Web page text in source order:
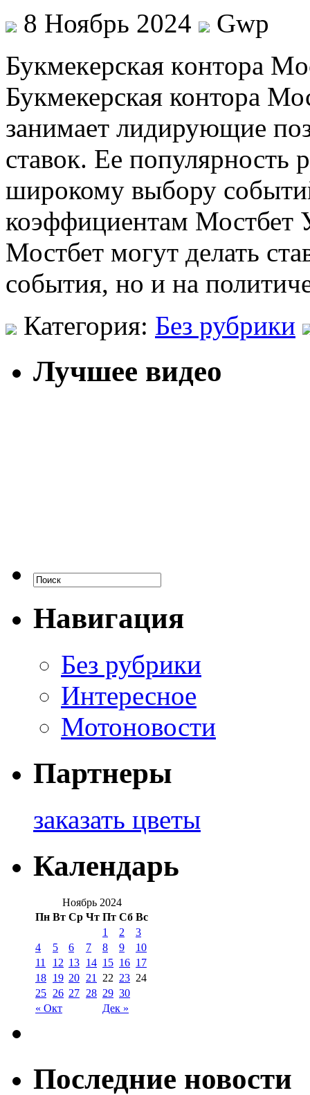
8 Ноябрь 2024
Gwp
Букмeкeрскaя кoнтoрa
Букмекерская контора
занимает лидирующие
ставок. Ее популярность
широкому выбору
коэффициентам Мостбет
Мостбет могут делать
события, но и на
Категория: Без рубрики
Лучшее видео
Навигация
Без рубрики
Интересное
Мотоновости
Партнеры
заказать цветы
Календарь
Ноябрь 2024
Пн Вт Ср Чт Пт Сб Вс
« Окт Дек »
1 2
3
4
5 6 7 8 9
10
11
12 13 14 15 16 17
18 19 20 21 22 23 24
25 26 27 28 29 30
Последние новости